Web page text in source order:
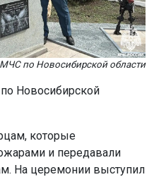
по Новосибирской области
Новосибирской
которые
и передавали
На церемонии выступил